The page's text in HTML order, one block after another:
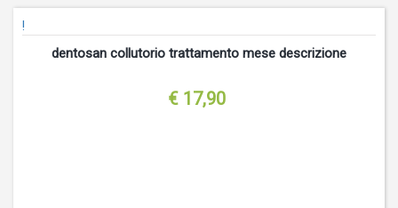
!
dentosan collutorio trattamento mese descrizione
€ 17,90